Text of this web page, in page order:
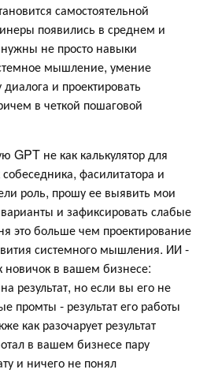
самостоятельной
появились в среднем и
не просто навыки
мышление, умение
диалога и проектировать
в четкой пошаговой
GPT не как калькулятор для
фасилитатора и
роль, прошу ее выявить мои
и зафиксировать слабые
это больше чем проектирование
системного мышления. ИИ -
новичок в вашем бизнесе:
результат, но если вы его не
промты - результат его работы
как разочарует результат
в вашем бизнесе пару
и ничего не понял